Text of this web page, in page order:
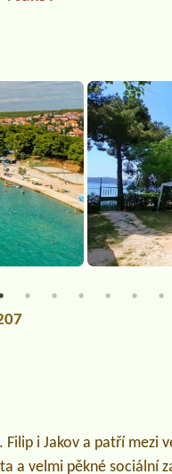
Filip i Jakov a patří mezi
a velmi pěkné sociální